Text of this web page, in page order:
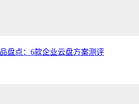
盘点：6款企业云盘方案测评